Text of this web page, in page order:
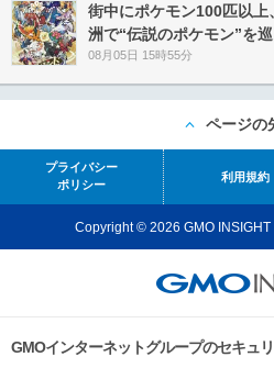
街中にポケモン100匹以
洲で“伝説のポケモン”を
08月05日 15時55分
ページの
プライバシー
ポリシー
利用規約
Copyright © 2026 GMO INSIGHT
GMOインターネットグループのセキュ